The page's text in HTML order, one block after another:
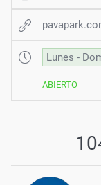
Lunes -
ABIERTO